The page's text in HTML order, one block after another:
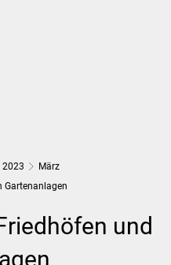
2023
März
Gartenanlagen
und